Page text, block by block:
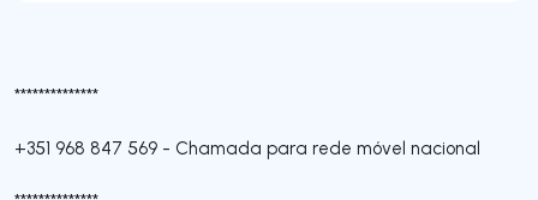
**************
+351 968 847 569 - Chamada para rede móvel nacional